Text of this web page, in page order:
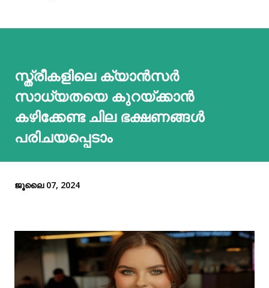
സ്ത്രീകളിലെ ക്യാന്‍സര്‍
സാധ്യതയെ കുറയ്ക്കാന്‍
കഴിക്കേണ്ട ചില ഭക്ഷണങ്ങള്‍
പരിചയപ്പെടാം
ജൂലൈ 07, 2024